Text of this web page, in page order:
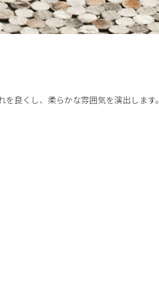
良くし、柔らかな雰囲気を演出します。